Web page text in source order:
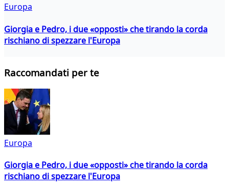
Europa
Giorgia e Pedro, i due «opposti» che tirando la corda
rischiano di spezzare l'Europa
Raccomandati per te
Europa
Giorgia e Pedro, i due «opposti» che tirando la corda
rischiano di spezzare l'Europa